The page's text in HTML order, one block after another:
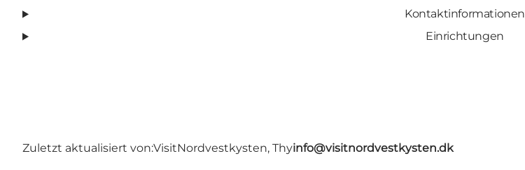
Kontaktinformationen
Einrichtungen
Zuletzt aktualisiert von:VisitNordvestkysten, Thyinfo@visitnordvestkysten.dk